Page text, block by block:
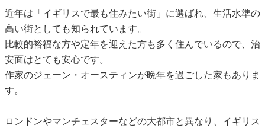
近年は「イギリスで最も住みたい街」に選ばれ、生活水準の
高い街としても知られています。
比較的裕福な方や定年を迎えた方も多く住んでいるので、治
安面はとても安心です。
作家のジェーン・オースティンが晩年を過ごした家もありま
す。
ロンドンやマンチェスターなどの大都市と異なり、イギリス